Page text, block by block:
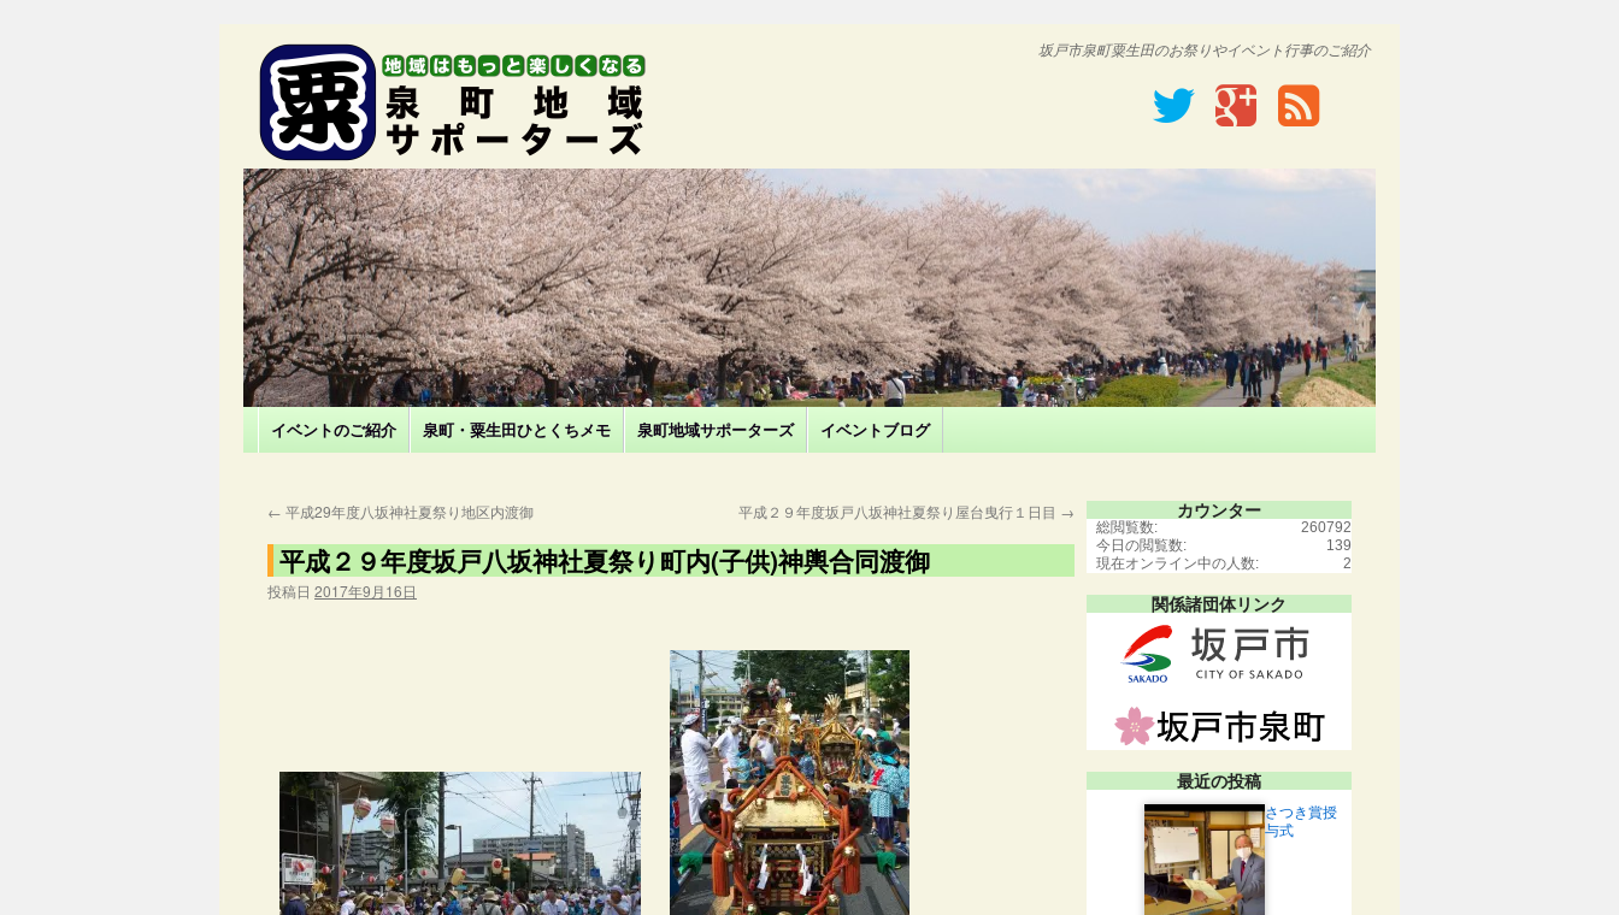
坂戸市泉町粟生田のお祭りやイベント行事のご紹介
イベントのご紹介 泉町・粟生田ひとくちメモ 泉町地域サポーターズ イベントブログ
← 平成29年度八坂神社夏祭り地区内渡御 平成２９年度坂戸八坂神社夏祭り屋台曳行１日目 →
平成２９年度坂戸八坂神社夏祭り町内(子供)神輿合同渡御
投稿日 2017年9月16日
カウンター
260792
総閲覧数:
139
今日の閲覧数:
2
現在オンライン中の人数:
関係諸団体リンク
最近の投稿
さつき賞授
与式